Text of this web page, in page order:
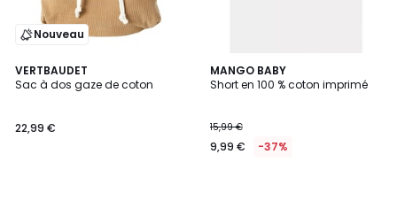
Nouveau
VERTBAUDET
Sac à dos gaze de coton
22,99 €
MANGO BABY
Short en 100 % coton imprimé
15,99 €
9,99 € -37%